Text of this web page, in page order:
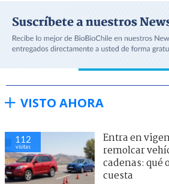
VISTO AHORA
112
visitas
Entra en
remolcar
cadenas: qué
cuesta